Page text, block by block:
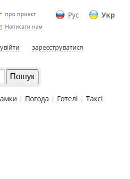
Рус Укр
про проект
Написати нам
увійти зареєструватися
| Погода | Готелі | Таксі